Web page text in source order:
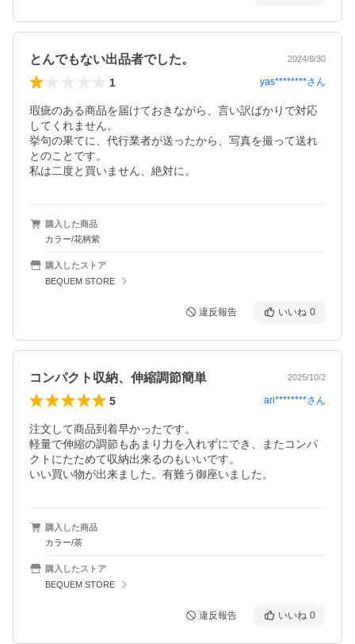
とんでもない出品者でした。 2024/8/30
1 yas********さん
瑕疵のある商品を届けておきながら、言い訳ばかりで対応
してくれません。
挙句の果てに、代行業者が送ったから、写真を撮って送れ
とのことです。
私は二度と買いません、絶対に。
購入した商品
カラー/花柄紫
購入したストア
BEQUEM STORE
違反報告 いいね 0
コンパクト収納、伸縮調節簡単 2025/10/2
5 ari********さん
注文して商品到着早かったです。
軽量で伸縮の調節もあまり力を入れずにでき、またコンパ
クトにたためて収納出来るのもいいです。
いい買い物が出来ました。有難う御座いました。
購入した商品
カラー/茶
購入したストア
BEQUEM STORE
違反報告 いいね 0